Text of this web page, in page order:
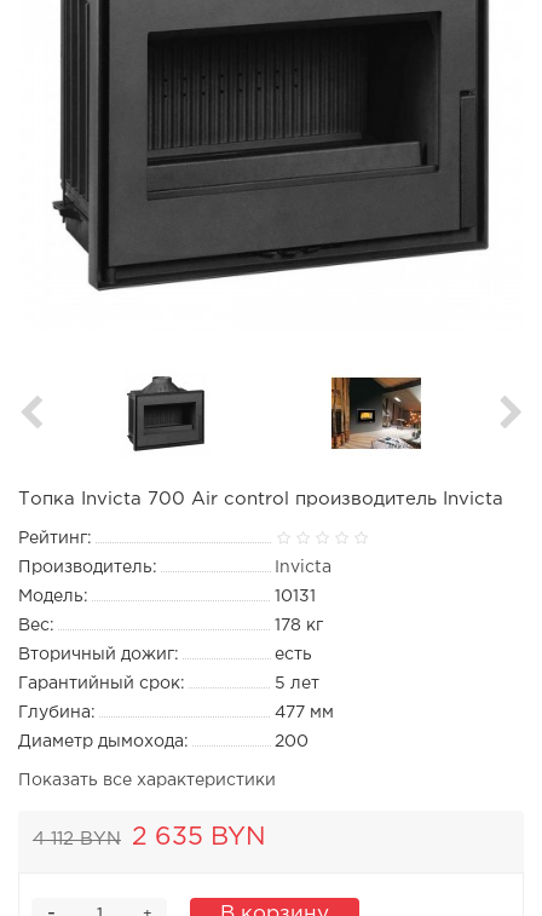
Топка Invicta 700 Air control производитель Invicta
Рейтинг:
Производитель:
Invicta
Модель:
10131
Вес:
178 кг
Вторичный дожиг:
есть
Гарантийный срок:
5 лет
Глубина:
477 мм
Диаметр дымохода:
200
Показать все характеристики
4 112 BYN 2 635 BYN